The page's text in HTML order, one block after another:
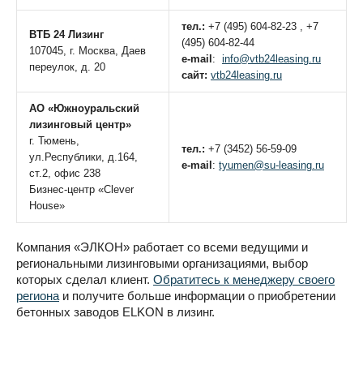
ВТБ 24 Лизинг
107045, г. Москва, Даев
переулок, д. 20
тел.: +7 (495) 604-82-23 , +7
(495) 604-82-44
e-mail: info@vtb24leasing.ru
сайт: vtb24leasing.ru
АО «Южноуральский
лизинговый центр»
г. Тюмень,
ул.Республики, д.164,
ст.2, офис 238
Бизнес-центр «Clever
House»
тел.: +7 (3452) 56-59-09
e-mail: tyumen@su-leasing.ru
Компания «ЭЛКОН» работает со всеми ведущими и
региональными лизинговыми организациями, выбор
которых сделал клиент. Обратитесь к менеджеру своего
региона и получите больше информации о приобретении
бетонных заводов ELKON в лизинг.